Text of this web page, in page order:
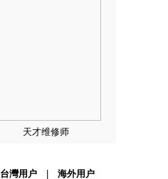
天才维修师
台灣用户| 海外用户